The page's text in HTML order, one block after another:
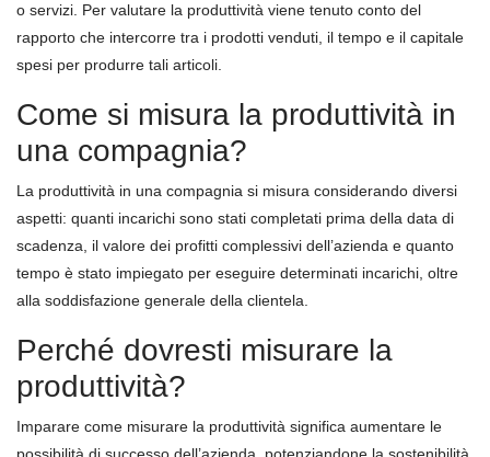
o servizi. Per valutare la produttività viene tenuto conto del
rapporto che intercorre tra i prodotti venduti, il tempo e il capitale
spesi per produrre tali articoli.
Come si misura la produttività in
una compagnia?
La produttività in una compagnia si misura considerando diversi
aspetti: quanti incarichi sono stati completati prima della data di
scadenza, il valore dei profitti complessivi dell’azienda e quanto
tempo è stato impiegato per eseguire determinati incarichi, oltre
alla soddisfazione generale della clientela.
Perché dovresti misurare la
produttività?
Imparare come misurare la produttività significa aumentare le